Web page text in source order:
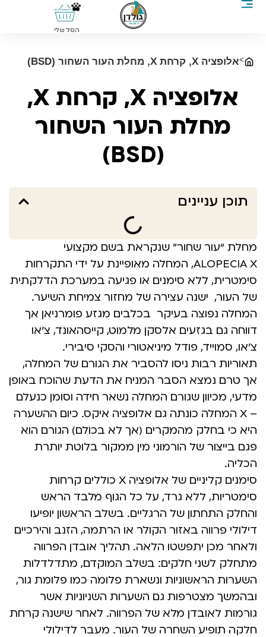
0
הסל שלי
>אלופציה X, קרחת X, מחלת העור השחור (BSD)
אלופציה X, קרחת X,
מחלת העור השחור
(BSD)
תוכן עניינים
מחלת “עור שחור” שנקראת בשם מקצועי
ALOPECIA X, המחלה מאופיינת על ידי התקרחות
סימטרית, ללא סימנים או פגיעה במערכת הדלקתית
של העור, ישנה עצירה של מחזור צמיחת השיער.
המחלה נפוצה בעיקר בכלבים מגזע פומרניאן אך
דווחה גם בגזעים אלסקן מלמוט, קייסהאונד, צ’או
צ’או, סמוייד, פודל מיניאטורי והסקי סיבירי.
תאוריות רבות ניסו להסביר את הגורם של המחלה,
אך טרם נמצא הסבר המניח את הדעת שהוכח באופן
מדעי, מכיוון שגורם המחלה נשאר חידה וסומן כנעלם
– X המחלה כונתה גם אלופציה איקס. כיום ההשערה
היא כי בחלק מהמקרים (אך לא בכולם) הגורם הוא
פגם בייצור של הורמוני מין ממקור בלוטת יותרת
הכליה.
סימנים קליניים של אלופציה X כוללים קרחות
סימטריות, ללא גרד, על כל הגוף מלבד הראש
והחלק התחתון של הרגליים. בשלב הראשון יופיעו
דילולי פרווה באזור הקולר או הרתמה, הזנב והירכיים
ולאחר מכן יתפשטו הלאה. תהליך אובדן הפרווה
מתחלק לשני חלקים: בשלב המוקדם, מתדלדלות
השערות הראשוניות ונשארת פלומה כמו פלומת גור,
ובהמשך מצטרפות גם השערות השניוניות אשר
גורמות לאובדן מלא של הפרווה. לאחר שישנה קרחת
חלקה תופיע השחרה של העור. מעבר לדילולי